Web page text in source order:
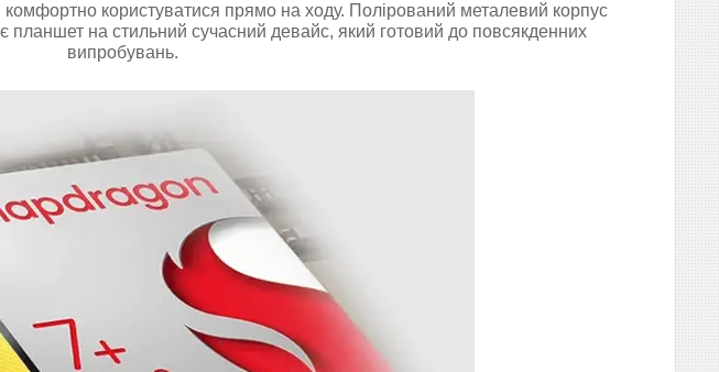
користуватися прямо на ходу. Полірований металевий корпус
планшет на стильний сучасний девайс, який готовий до повсякденних
випробувань.